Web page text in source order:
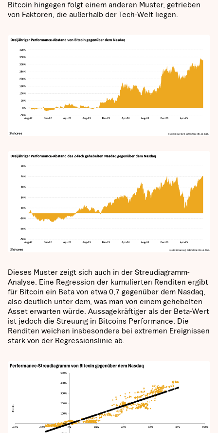
Bitcoin hingegen folgt einem anderen Muster, getrieben
von Faktoren, die außerhalb der Tech-Welt liegen.
Dieses Muster zeigt sich auch in der Streudiagramm-
Analyse. Eine Regression der kumulierten Renditen ergibt
für Bitcoin ein Beta von etwa 0,7 gegenüber dem Nasdaq,
also deutlich unter dem, was man von einem gehebelten
Asset erwarten würde. Aussagekräftiger als der Beta-Wert
ist jedoch die Streuung in Bitcoins Performance: Die
Renditen weichen insbesondere bei extremen Ereignissen
stark von der Regressionslinie ab.